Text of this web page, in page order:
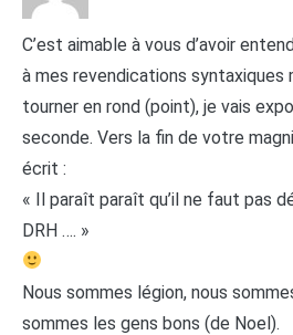
C’est aimable à vous d’avoir
à mes revendications syntaxiques
tourner en rond (point), je vais
seconde. Vers la fin de votre
écrit :
« Il paraît paraît qu’il ne faut pas
DRH …. »
Nous sommes légion, nous
sommes les gens bons (de Noel).